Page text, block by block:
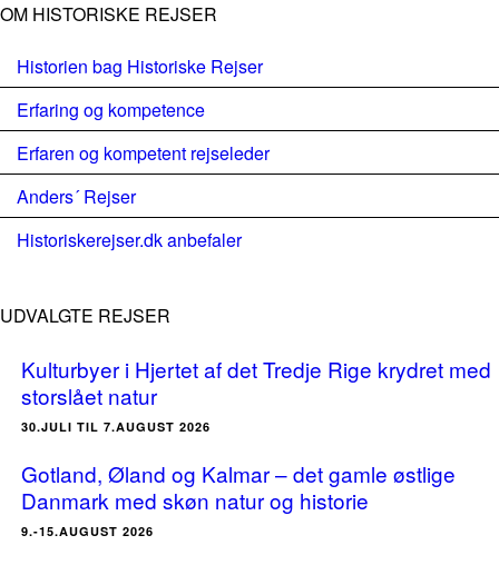
OM HISTORISKE REJSER
Historien bag Historiske Rejser
Erfaring og kompetence
Erfaren og kompetent rejseleder
Anders´ Rejser
Historiskerejser.dk anbefaler
UDVALGTE REJSER
Kulturbyer i Hjertet af det Tredje Rige krydret med
storslået natur
30.JULI TIL 7.AUGUST 2026
Gotland, Øland og Kalmar – det gamle østlige
Danmark med skøn natur og historie
9.-15.AUGUST 2026